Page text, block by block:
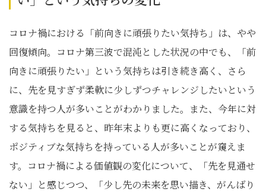
コロナ禍における「前向きに頑張りたい気持ち」は、やや
回復傾向。コロナ第三波で混沌とした状況の中でも、「前
向きに頑張りたい」という気持ちは引き続き高く、さら
に、先を見すぎず柔軟に少しずつチャレンジしたいという
意識を持つ人が多いことがわかりました。また、今年に対
する気持ちを見ると、昨年末よりも更に高くなっており、
ポジティブな気持ちを持っている人が多いことが窺えま
す。コロナ禍による価値観の変化について、「先を見通せ
ない」と感じつつ、「少し先の未来を思い描き、がんばり